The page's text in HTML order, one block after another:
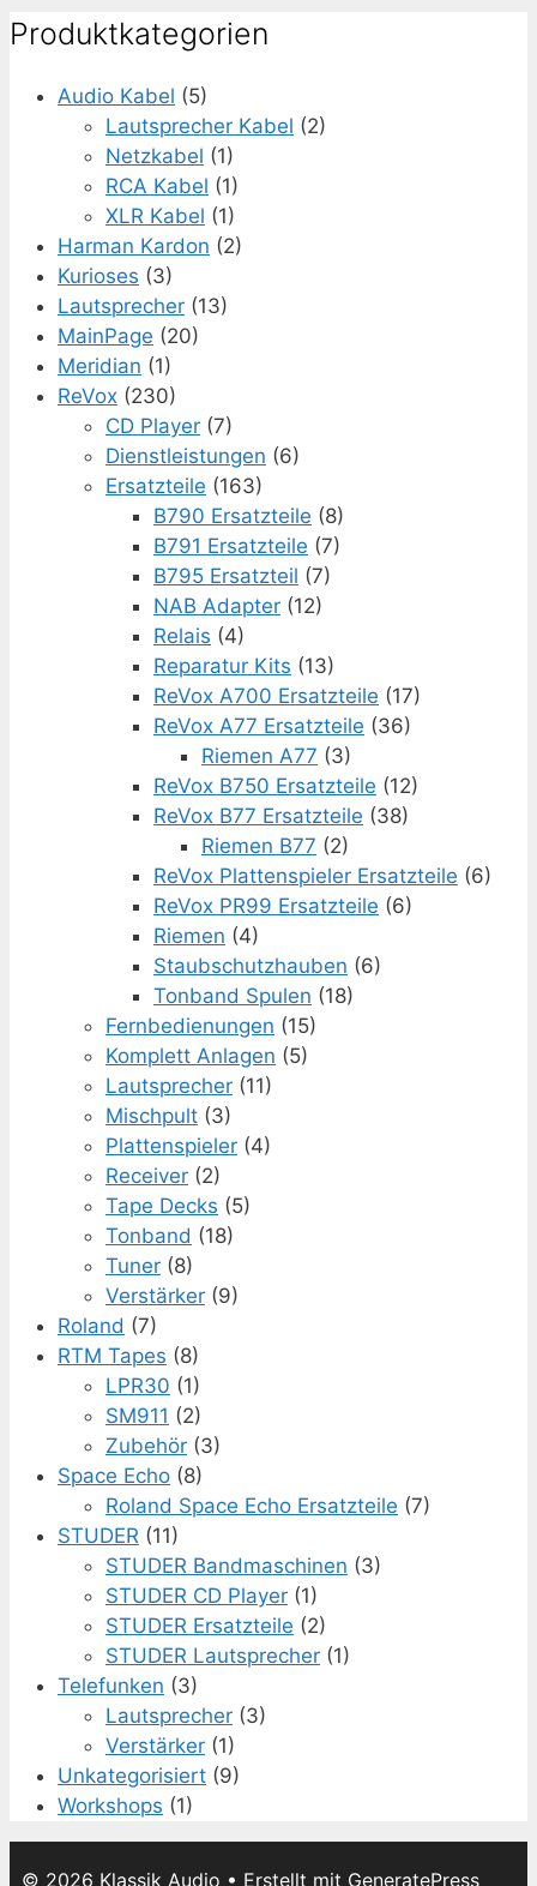
Produktkategorien
Audio Kabel (5)
Lautsprecher Kabel (2)
Netzkabel (1)
RCA Kabel (1)
XLR Kabel (1)
Harman Kardon (2)
Kurioses (3)
Lautsprecher (13)
MainPage (20)
Meridian (1)
ReVox (230)
CD Player (7)
Dienstleistungen (6)
Ersatzteile (163)
B790 Ersatzteile (8)
B791 Ersatzteile (7)
B795 Ersatzteil (7)
NAB Adapter (12)
Relais (4)
Reparatur Kits (13)
ReVox A700 Ersatzteile (17)
ReVox A77 Ersatzteile (36)
Riemen A77 (3)
ReVox B750 Ersatzteile (12)
ReVox B77 Ersatzteile (38)
Riemen B77 (2)
ReVox Plattenspieler Ersatzteile (6)
ReVox PR99 Ersatzteile (6)
Riemen (4)
Staubschutzhauben (6)
Tonband Spulen (18)
Fernbedienungen (15)
Komplett Anlagen (5)
Lautsprecher (11)
Mischpult (3)
Plattenspieler (4)
Receiver (2)
Tape Decks (5)
Tonband (18)
Tuner (8)
Verstärker (9)
Roland (7)
RTM Tapes (8)
LPR30 (1)
SM911 (2)
Zubehör (3)
Space Echo (8)
Roland Space Echo Ersatzteile (7)
STUDER (11)
STUDER Bandmaschinen (3)
STUDER CD Player (1)
STUDER Ersatzteile (2)
STUDER Lautsprecher (1)
Telefunken (3)
Lautsprecher (3)
Verstärker (1)
Unkategorisiert (9)
Workshops (1)
© 2026 Klassik Audio • Erstellt mit GeneratePress